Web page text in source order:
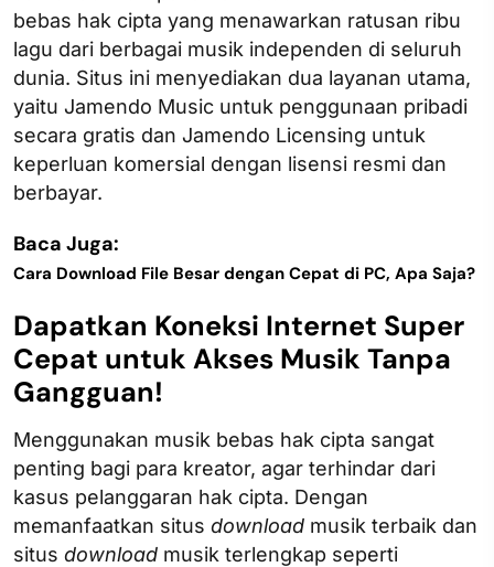
bebas hak cipta yang menawarkan ratusan ribu
lagu dari berbagai musik independen di seluruh
dunia. Situs ini menyediakan dua layanan utama,
yaitu Jamendo Music untuk penggunaan pribadi
secara gratis dan Jamendo Licensing untuk
keperluan komersial dengan lisensi resmi dan
berbayar.
Baca Juga:
Cara Download File Besar dengan Cepat di PC, Apa Saja?
Dapatkan Koneksi Internet Super
Cepat untuk Akses Musik Tanpa
Gangguan!
Menggunakan musik bebas hak cipta sangat
penting bagi para kreator, agar terhindar dari
kasus pelanggaran hak cipta. Dengan
memanfaatkan situs download musik terbaik​ dan
situs download musik terlengkap seperti